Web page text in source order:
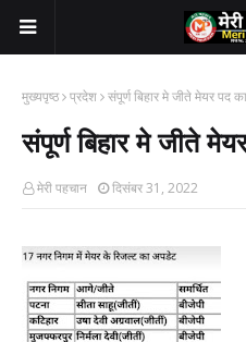
मुख्यपृष्ठ प्रदेश संपूर्ण बिहार मे जीते मेयर पद
संपूर्ण बिहार मे जीते
मेरी पहचान दिसंबर 31, 2022